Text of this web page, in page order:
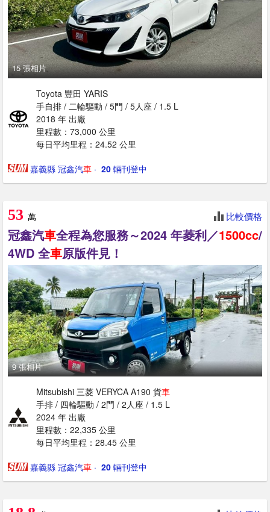
15 張相片
Toyota 豐田 YARIS
手自排 / 二輪驅動 / 5門 / 5人座 / 1.5 L
2018 年 出廠
里程數：73,000 公里
每日平均里程：24.52 公里
嘉義縣 冠鑫汽車 · ‎ 20 輛刊登中
53 萬 比較價格
冠鑫汽車全程為您服務～2024 年菱利／1500cc/
4WD 全車原版件見！
9 張相片
Mitsubishi 三菱 VERYCA A190 貨車
手排 / 四輪驅動 / 2門 / 2人座 / 1.5 L
2024 年 出廠
里程數：22,335 公里
每日平均里程：28.45 公里
嘉義縣 冠鑫汽車 · ‎ 20 輛刊登中